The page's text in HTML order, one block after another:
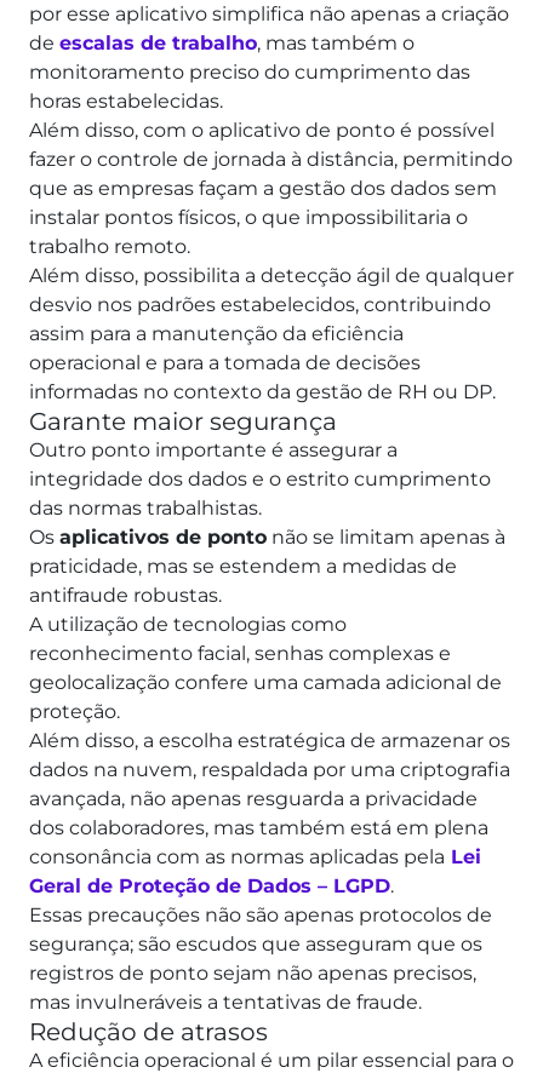
por esse aplicativo simplifica não apenas a criação
de escalas de trabalho, mas também o
monitoramento preciso do cumprimento das
horas estabelecidas.
Além disso, com o aplicativo de ponto é possível
fazer o controle de jornada à distância, permitindo
que as empresas façam a gestão dos dados sem
instalar pontos físicos, o que impossibilitaria o
trabalho remoto.
Além disso, possibilita a detecção ágil de qualquer
desvio nos padrões estabelecidos, contribuindo
assim para a manutenção da eficiência
operacional e para a tomada de decisões
informadas no contexto da gestão de RH ou DP.
Garante maior segurança
Outro ponto importante é assegurar a
integridade dos dados e o estrito cumprimento
das normas trabalhistas.
Os aplicativos de ponto não se limitam apenas à
praticidade, mas se estendem a medidas de
antifraude robustas.
A utilização de tecnologias como
reconhecimento facial, senhas complexas e
geolocalização confere uma camada adicional de
proteção.
Além disso, a escolha estratégica de armazenar os
dados na nuvem, respaldada por uma criptografia
avançada, não apenas resguarda a privacidade
dos colaboradores, mas também está em plena
consonância com as normas aplicadas pela Lei
Geral de Proteção de Dados – LGPD.
Essas precauções não são apenas protocolos de
segurança; são escudos que asseguram que os
registros de ponto sejam não apenas precisos,
mas invulneráveis a tentativas de fraude.
Redução de atrasos
A eficiência operacional é um pilar essencial para o